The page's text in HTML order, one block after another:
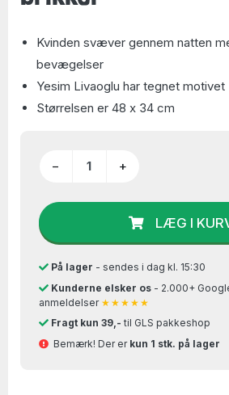
Kvinden svæver gennem natten
bevægelser
Yesim Livaoglu har tegnet motivet
Størrelsen er 48 x 34 cm
− +
LÆG I
På lager - sendes i dag kl. 15:30
Kunderne elsker os- 2.000+
anmeldelser ★★★★★
Fragt kun 39,- til GLS pakkeshop
Bemærk! Der er kun 1 stk. på lager